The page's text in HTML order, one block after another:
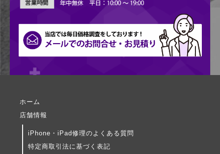
ホーム
店舗情報
iPhone・iPad修理のよくある質問
特定商取引法に基づく表記